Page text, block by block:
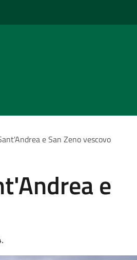
e San Zeno vescovo
e